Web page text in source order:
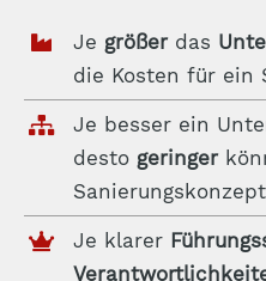
Je größerdas
die Kosten für ein
Je besser ein
desto geringer
Je klarer